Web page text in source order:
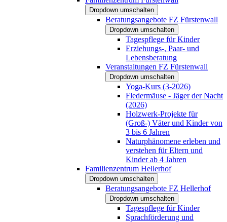
Dropdown umschalten
Beratungsangebote FZ Fürstenwall
Dropdown umschalten
Tagespflege für Kinder
Erziehungs-, Paar- und
Lebensberatung
Veranstaltungen FZ Fürstenwall
Dropdown umschalten
Yoga-Kurs (3-2026)
Fledermäuse - Jäger der Nacht
(2026)
Holzwerk-Projekte für
(Groß-) Väter und Kinder von
3 bis 6 Jahren
Naturphänomene erleben und
verstehen für Eltern und
Kinder ab 4 Jahren
Familienzentrum Hellerhof
Dropdown umschalten
Beratungsangebote FZ Hellerhof
Dropdown umschalten
Tagespflege für Kinder
Sprachförderung und